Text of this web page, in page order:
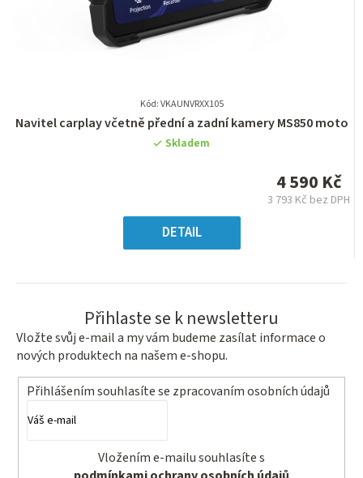
Kód: VKAUNVRXX105
Průměrné
hodnocení
5
hvězdiček.
Navitel carplay včetně přední a zadní kamery MS850 moto
Skladem
4 590 Kč
3 793 Kč bez DPH
DETAIL
Přihlaste se k newsletteru
Vložte svůj e-mail a my vám budeme zasílat informace o
nových produktech na našem e-shopu.
Přihlášením souhlasíte se zpracovaním osobních údajů